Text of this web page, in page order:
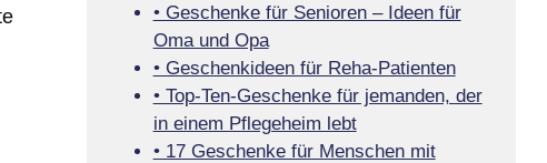
• Geschenke für Senioren – Ideen für
Oma und Opa
• Geschenkideen für Reha-Patienten
• Top-Ten-Geschenke für jemanden, der
in einem Pflegeheim lebt
• 17 Geschenke für Menschen mit